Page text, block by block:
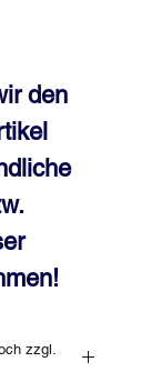
den
zzgl.